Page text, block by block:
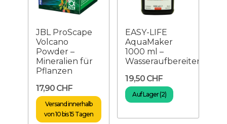
JBL ProScape
Volcano
Powder –
Mineralien für
Pflanzen
17,90 CHF
Versand innerhalb
von 10 bis 15 Tagen
EASY-LIFE
AquaMaker
1000 ml –
Wasseraufbereiter
19,50 CHF
Auf Lager (2)